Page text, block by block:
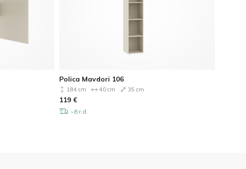
Polica Mavdori 106
184 cm 40 cm 35 cm
119 €
~8 r.d.